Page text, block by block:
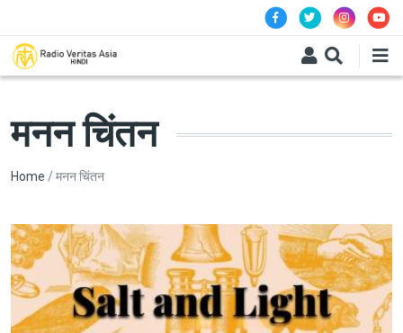
मनन चिंतन
Breadcrumb
Home मनन चिंतन